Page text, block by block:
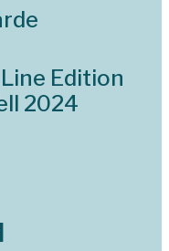
Edition
2024